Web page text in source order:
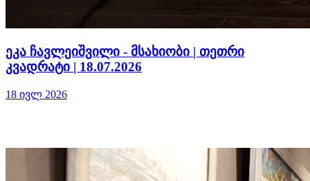
ეკა ჩავლეიშვილი - მსახიობი | თეთრი
კვადრატი | 18.07.2026
18 ივლ 2026